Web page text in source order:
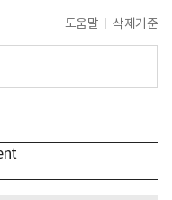
도움말 삭제기준